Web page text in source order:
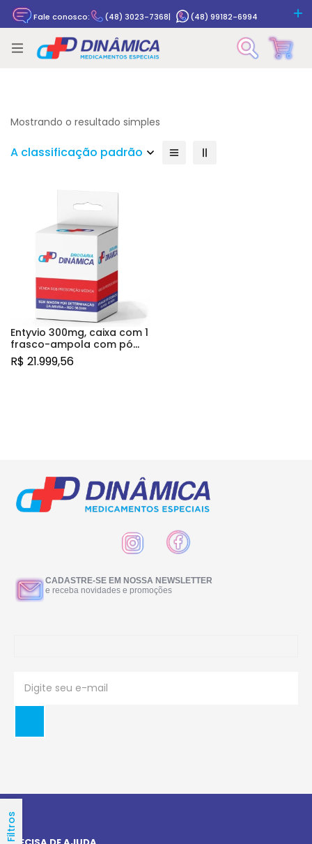
Fale conosco: (48) 3023-7368| (48) 99182-6994
Rastrear pedido
Filtros
Mostrando o resultado simples
A classificação padrão
Entyvio 300mg, caixa com 1
frasco-ampola com pó
para solução de uso
intravenoso
R$ 21.999,56
CADASTRE-SE EM NOSSA NEWSLETTER
e receba novidades e promoções